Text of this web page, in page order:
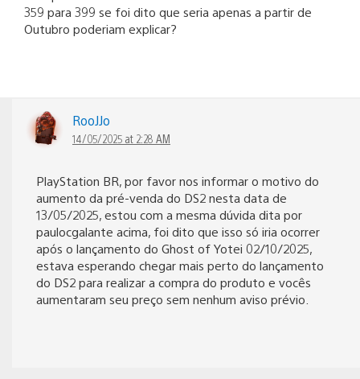
359 para 399 se foi dito que seria apenas a partir de
Outubro poderiam explicar?
RooJJo
14/05/2025 at 2:28 AM
PlayStation BR, por favor nos informar o motivo do
aumento da pré-venda do DS2 nesta data de
13/05/2025, estou com a mesma dúvida dita por
paulocgalante acima, foi dito que isso só iria ocorrer
após o lançamento do Ghost of Yotei 02/10/2025,
estava esperando chegar mais perto do lançamento
do DS2 para realizar a compra do produto e vocês
aumentaram seu preço sem nenhum aviso prévio.